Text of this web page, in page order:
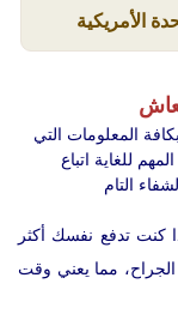
الأمريكية
المعلومات التي
للغاية اتباع
كنت تدفع نفسك أكثر
الجراح، مما يعني وقت